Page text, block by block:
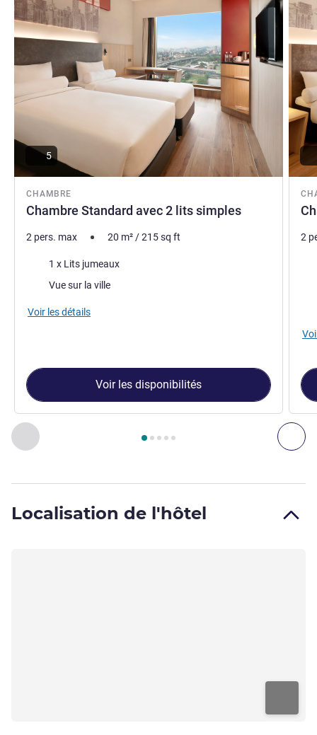
Précédent - Chambre
Page , Chambre 1 : Chambre Standard avec 2 lits
CHAMBRE
Chambre Standard avec 2 lits simples
5
2 pers. max 20 m²/215sq ft
Literie1 x Lits jumeaux
Vues :Vue sur la ville
Voir les détails
Voir les disponibilités
2
Localisation de l'hôtel